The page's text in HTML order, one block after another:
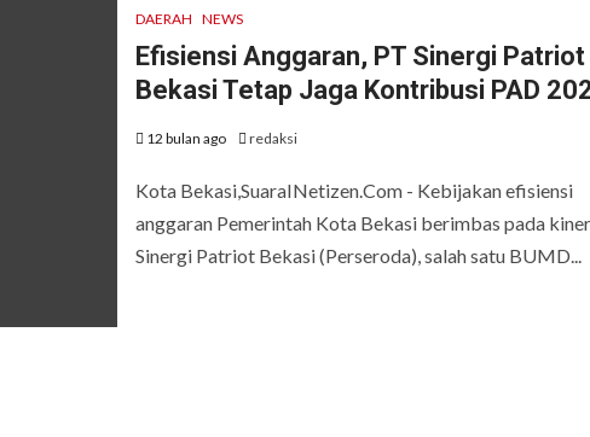
DAERAH NEWS
Efisiensi Anggaran, PT Sinergi Patriot
Bekasi Tetap Jaga Kontribusi PAD
12 bulan ago redaksi
Kota Bekasi,SuaraINetizen.Com - Kebijakan efisiensi
anggaran Pemerintah Kota Bekasi berimbas pada
Sinergi Patriot Bekasi (Perseroda), salah satu BUMD...